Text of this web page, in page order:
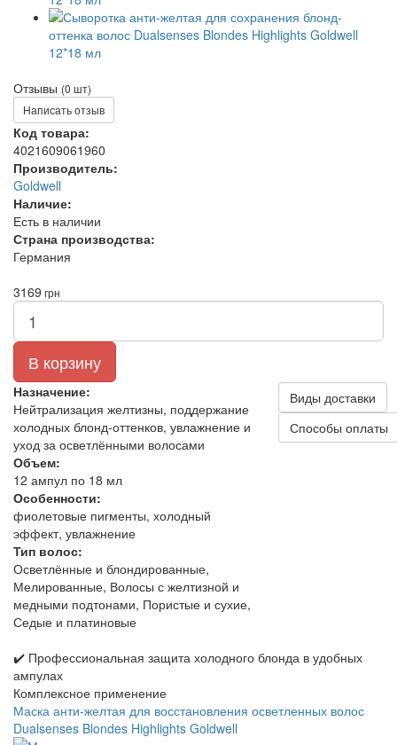
Отзывы (0 шт)
Написать отзыв
Код товара:
4021609061960
Производитель:
Goldwell
Наличие:
Есть в наличии
Страна производства:
Германия
3169 грн
В корзину
Назначение:
Нейтрализация желтизны, поддержание
холодных блонд-оттенков, увлажнение и
уход за осветлёнными волосами
Объем:
12 ампул по 18 мл
Особенности:
фиолетовые пигменты, холодный
эффект, увлажнение
Тип волос:
Осветлённые и блондированные,
Мелированные, Волосы с желтизной и
медными подтонами, Пористые и сухие,
Седые и платиновые
Виды доставки
Способы оплаты
✔️ Профессиональная защита холодного блонда в удобных
ампулах
Комплексное применение
Маска анти-желтая для восстановления осветленных волос
Dualsenses Blondes Highlights Goldwell